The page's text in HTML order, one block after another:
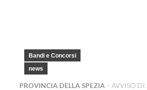
Bandi e Concorsi
news
PROVINCIA DELLA SPEZIA – AVVISO DI